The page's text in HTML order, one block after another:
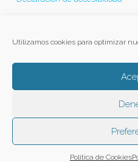
Utilizamos cookies para optimizar
Política de Cookies